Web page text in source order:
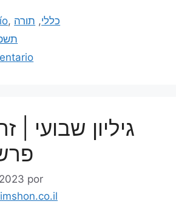
, כללי, תורה
גיליון שבועי |
por